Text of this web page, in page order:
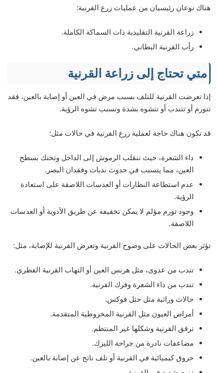
هناك نوعان رئيسيان من عمليات زرع القرنية:
زراعة القرنية التقليدية ذات السماكة الكاملة.
رأب القرنية البطاني.
متي تحتاج إلى زراعة القرنية
إذا تعرضت القرنية للتلف بسبب مرض في العين أو إصابة بالعين، فقد
تتورم أو تتندب أو تتشوه بشدة وتسبب تشوه الرؤية.
قد تكون هناك حاجة لعملية زرع القرنية في حالات مثل:
داء الشعرة، حيث تنقلب الرموش إلى الداخل وتحتك بسطح
العين، مما يتسبب في حدوث ندبات وفقدان البصر.
عدم استطاعة النظارات أو العدسات اللاصقة على استعادة
الرؤية.
وجود تورم مؤلم لا يمكن تخفيفه عن طريق الأدوية أو العدسات
اللاصقة.
تؤثر بعض الحالات على وضوح القرنية وتعرض القرنية للإصابة، مثل:
تندب من عدوى، مثل هربس العين أو التهاب القرنية الفطري.
تندب من داء الشعرة وفرك القرنية.
حالات وراثية مثل حثل فوكس.
أمراض العيون مثل القرنية المخروطية المتقدمة.
ترقق القرنية وشكلها غير المنتظم.
مضاعفات نادرة من جراحة الليزك.
حروق كيميائية في القرنية أو تلف ناتج عن إصابة بالعين.